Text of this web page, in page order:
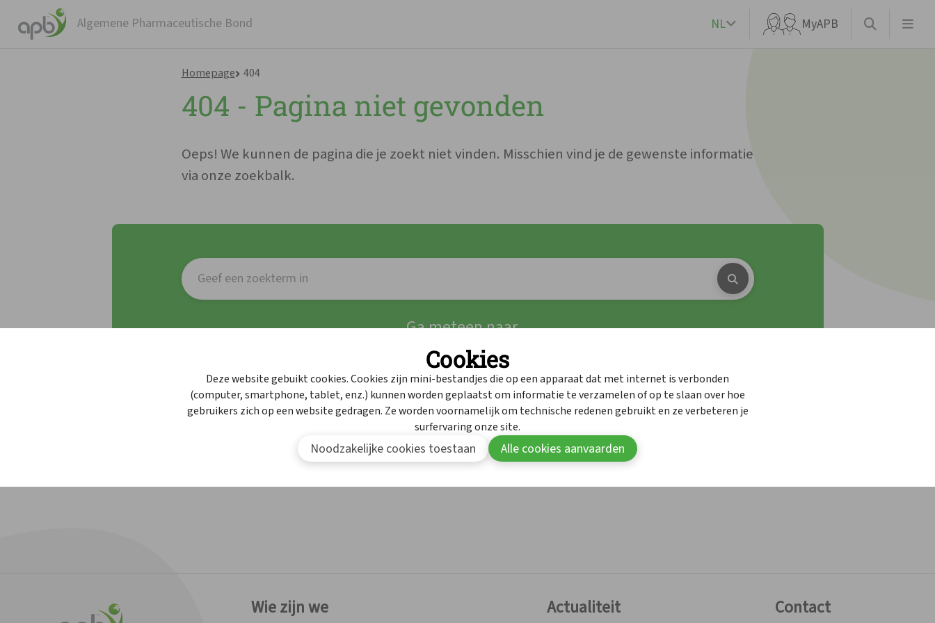
Algemene Pharmaceutische Bond NL MyAPB
Homepage 404
404 - Pagina niet gevonden
Oeps! We kunnen de pagina die je zoekt niet vinden. Misschien vind je de gewenste informatie
via onze zoekbalk.
Ga meteen naar...
Werken bij APB
Dienst geneesmiddelen onderzoek
Wie zijn we Actualiteit Contact
Waar ben je naar op zoek?
Ga meteen naar...
Werken bij APB
Dienst geneesmiddelen onderzoek
Contact
Cookies
Deze website gebuikt cookies. Cookies zijn mini-bestandjes die op een apparaat dat met internet is verbonden
(computer, smartphone, tablet, enz.) kunnen worden geplaatst om informatie te verzamelen of op te slaan over hoe
gebruikers zich op een website gedragen. Ze worden voornamelijk om technische redenen gebruikt en ze verbeteren je
surfervaring onze site.
Noodzakelijke cookies toestaan Alle cookies aanvaarden